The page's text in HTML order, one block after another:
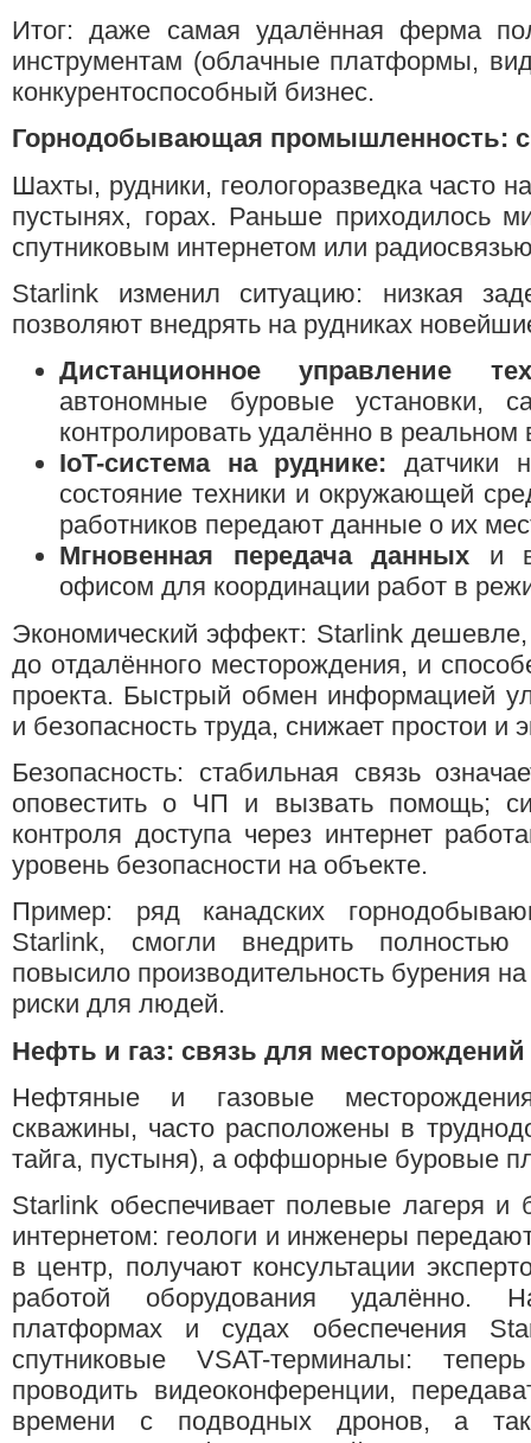
Итог: даже самая удалённая ферма
инструментам (облачные платформы,
конкурентоспособный бизнес.
Горнодобывающая промышленность:
Шахты, рудники, геологоразведка часто
пустынях, горах. Раньше приходилось
спутниковым интернетом или
Starlink изменил ситуацию: низкая
позволяют внедрять на рудниках
Дистанционное управление
автономные буровые установки,
контролировать удалённо в реальном
IoT-система на руднике: датчики
состояние техники и окружающей
работников передают данные о их
Мгновенная передача данных и
офисом для координации работ в
Экономический эффект: Starlink
до отдалённого месторождения, и
проекта. Быстрый обмен информацией
и безопасность труда, снижает простои и
Безопасность: стабильная связь
оповестить о ЧП и вызвать помощь;
контроля доступа через интернет
уровень безопасности на объекте.
Пример: ряд канадских
Starlink, смогли внедрить
повысило производительность бурения
риски для людей.
Нефть и газ: связь для
Нефтяные и газовые
скважины, часто расположены в
тайга, пустыня), а оффшорные буровые
Starlink обеспечивает полевые лагеря
интернетом: геологи и инженеры
в центр, получают консультации
работой оборудования удалённо.
платформах и судах обеспечения
спутниковые VSAT-терминалы:
проводить видеоконференции,
времени с подводных дронов, а